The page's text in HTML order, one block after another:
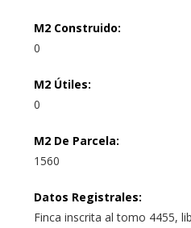
M2 Construido:
0
M2 Útiles:
0
M2 De Parcela:
1560
Datos Registrales:
Finca inscrita al tomo 4455,